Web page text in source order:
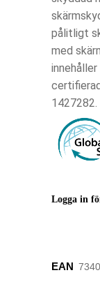
pålitligt
med
1427282.
Logga in
EAN